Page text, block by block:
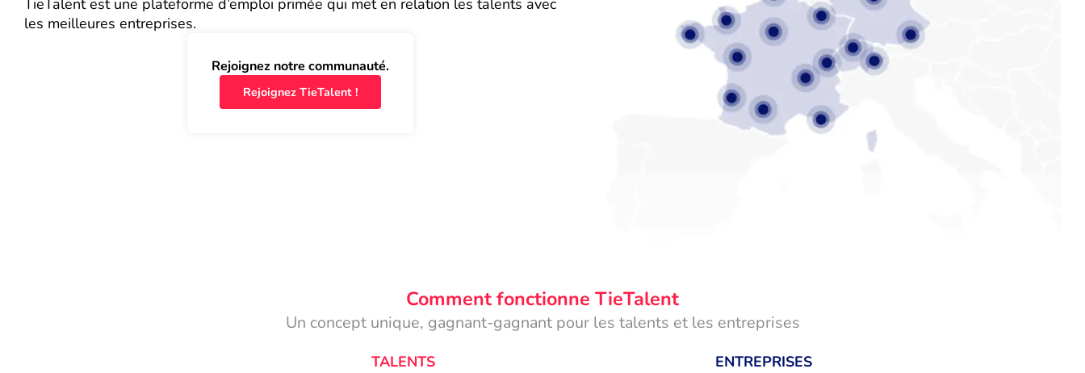
TieTalent est une plateforme d’emploi primée qui met en relation les talents avec
les meilleures entreprises.
Rejoignez notre communauté.
Rejoignez TieTalent !
Comment fonctionne TieTalent
Un concept unique, gagnant-gagnant pour les talents et les entreprises
TALENTS ENTREPRISES